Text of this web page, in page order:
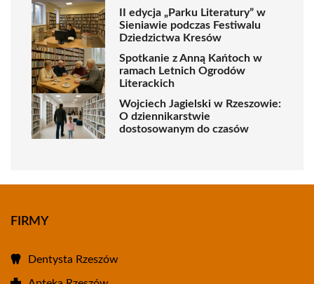
II edycja „Parku Literatury” w
Sieniawie podczas Festiwalu
Dziedzictwa Kresów
Spotkanie z Anną Kańtoch w
ramach Letnich Ogrodów
Literackich
Wojciech Jagielski w Rzeszowie:
O dziennikarstwie
dostosowanym do czasów
FIRMY
Dentysta Rzeszów